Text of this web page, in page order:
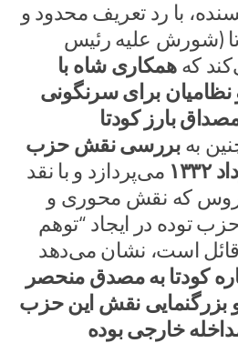
با رد تعریف محدود و
(شورش علیه رئیس
کههمکاری شاه با
برای سرنگونی
بارز کودتا
بهبررسی نقش حزب
می‌پردازد و با نقد
که نقش محوری و
توده در ایجاد “توهم
است، نشان می‌دهد
کودتا به مصدق منحصر
بزرگنمایی نقش این حزب
خارجی بوده